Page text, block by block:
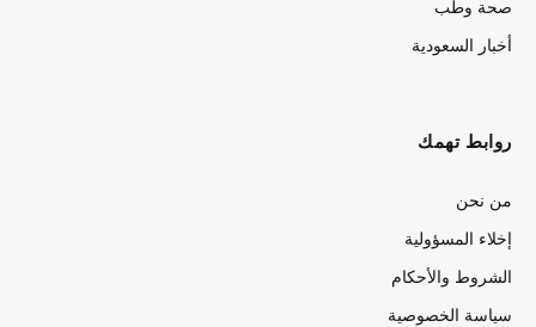
صحة وطب
أخبار السعودية
روابط تهمك
من نحن
إخلاء المسؤولية
الشروط والأحكام
سياسة الخصوصية